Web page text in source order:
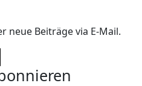
neue Beiträge via E-Mail.